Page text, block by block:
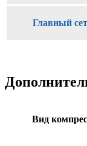
Главный
Вид